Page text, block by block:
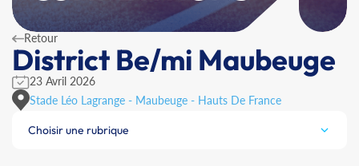
Retour
District Be/mi Maubeuge
23 Avril 2026
Stade Léo Lagrange - Maubeuge - Hauts De France
Choisir une rubrique